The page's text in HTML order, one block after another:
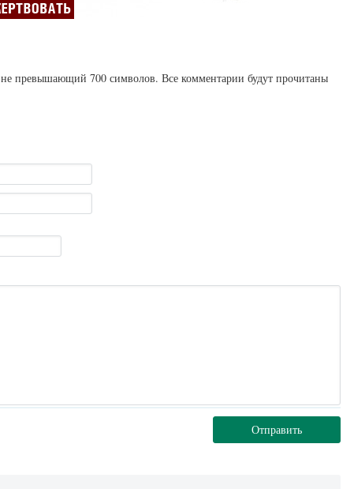
превышающий 700 символов. Все комментарии будут прочитаны
Отправить